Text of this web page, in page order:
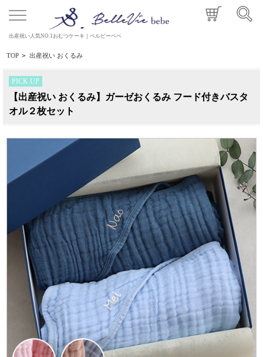
出産祝い人気NO.1おむつケーキ｜ベルビーベベ
TOP > 出産祝い おくるみ
PICK UP
【出産祝い おくるみ】ガーゼおくるみ フード付きバスタ
オル２枚セット